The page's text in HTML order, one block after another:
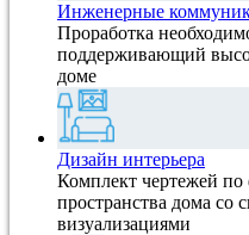
Инженерные
Проработка
поддерживающий
доме
Дизайн интерьера
Комплект чертежей
пространства дома со
визуализациями